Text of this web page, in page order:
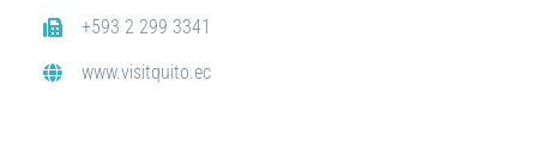
+593 2 299 3341
www.visitquito.ec